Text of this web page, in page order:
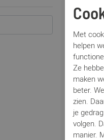
Verbenas
Tom beige
€ 69,99 €
Met
helpen
Ze
maken
beter.
zien.
je
volgen.
manier.